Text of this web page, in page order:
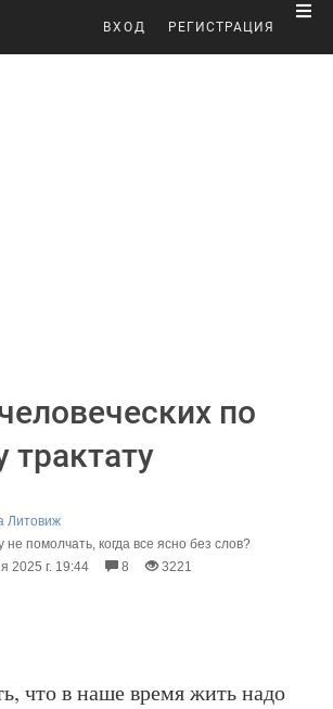
ВХОД РЕГИСТРАЦИЯ
по
трактату
Литовиж
не помолчать, когда все ясно без слов?
2025 г. 19:44
8 3221
что в наше время жить надо